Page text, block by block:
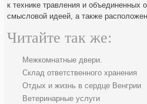
к технике травления и объединенных
смысловой идеей, а также
Читайте так же:
Межкомнатные двери.
Склад ответственного хранения
Отдых и жизнь в сердце Венгрии
Ветеринарные услуги